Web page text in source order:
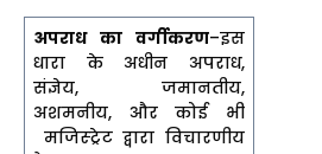
अपराध का वर्गीकरण–इस
धारा के अधीन अपराध,
संज्ञेय, जमानतीय,
अशमनीय, और कोई भी
मजिस्ट्रेट द्वारा विचारणीय